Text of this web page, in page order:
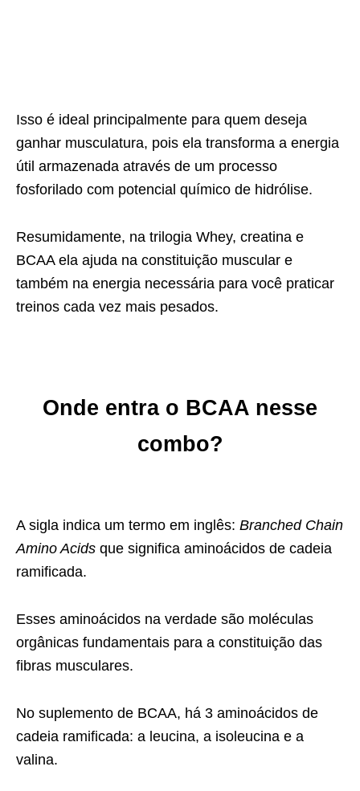
Isso é ideal principalmente para quem deseja
ganhar musculatura, pois ela transforma a energia
útil armazenada através de um processo
fosforilado com potencial químico de hidrólise.
Resumidamente, na trilogia Whey, creatina e
BCAA ela ajuda na constituição muscular e
também na energia necessária para você praticar
treinos cada vez mais pesados.
Onde entra o BCAA nesse
combo?
A sigla indica um termo em inglês: Branched Chain
Amino Acids que significa aminoácidos de cadeia
ramificada.
Esses aminoácidos na verdade são moléculas
orgânicas fundamentais para a constituição das
fibras musculares.
No suplemento de BCAA, há 3 aminoácidos de
cadeia ramificada: a leucina, a isoleucina e a
valina.